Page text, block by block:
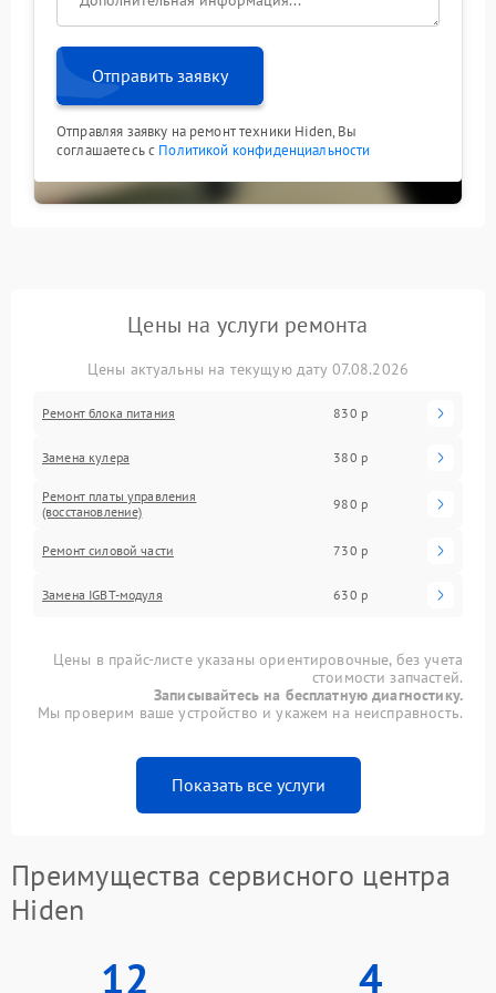
или использовать сторонние адаптеры — это не
устраняет аппаратную проблему и может усугубить
ситуацию. Доверьте устранение неисправности
специалистам: так вы быстро вернете полный
функционал управления ИБП.
Отправить заявку
Отправляя заявку на ремонт техники Hiden, Вы
соглашаетесь с Политикой конфиденциальности
Цены на услуги ремонта
Цены актуальны на текущую дату 07.08.2026
Ремонт блока питания 830 р
Замена кулера 380 р
Ремонт платы управления
(восстановление)
980 р
Ремонт силовой части 730 р
Замена IGBT-модуля 630 р
Цены в прайс-листе указаны ориентировочные, без учета
стоимости запчастей.
Записывайтесь на бесплатную диагностику.
Мы проверим ваше устройство и укажем на неисправность.
Показать все услуги
Преимущества сервисного центра
Hiden
12 4